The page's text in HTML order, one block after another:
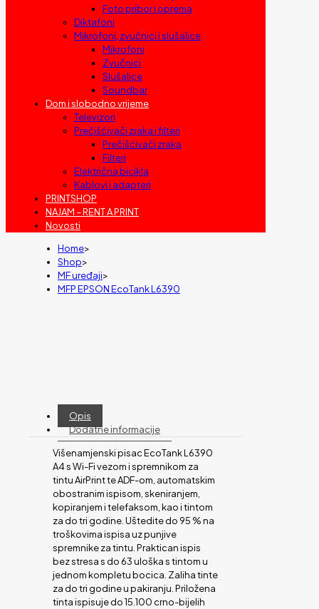
Foto pribor i oprema
Diktafoni
Mikrofoni, zvučnici i slušalice
Mikrofoni
Zvučnici
Slušalice
Soundbar
Dom i slobodno vrijeme
Televizori
Prečišćivači zraka i filteri
Prečišćivači zraka
Filteri
Električna bicikla
Kablovi i adapteri
PRINTSHOP
NAJAM – RENT A PRINT
Novosti
Home>
Shop>
MF uređaji>
MFP EPSON EcoTank L6390
Opis
Dodatne informacije
Višenamjenski pisac EcoTank L6390
A4 s Wi-Fi vezom i spremnikom za
tintu AirPrint te ADF-om, automatskim
obostranim ispisom, skeniranjem,
kopiranjem i telefaksom, kao i tintom
za do tri godine. Uštedite do 95 % na
troškovima ispisa uz punjive
spremnike za tintu. Praktican ispis
bez stresa s do 63 uloška s tintom u
jednom kompletu bocica. Zaliha tinte
za do tri godine u pakiranju. Priložena
tinta ispisuje do 15.100 crno-bijelih